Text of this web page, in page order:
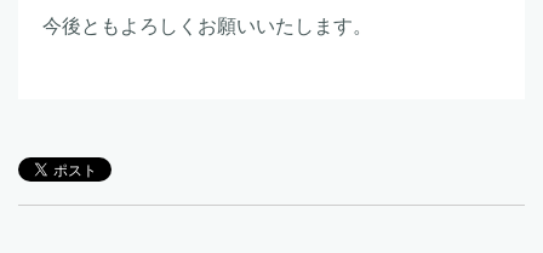
今後ともよろしくお願いいたします。